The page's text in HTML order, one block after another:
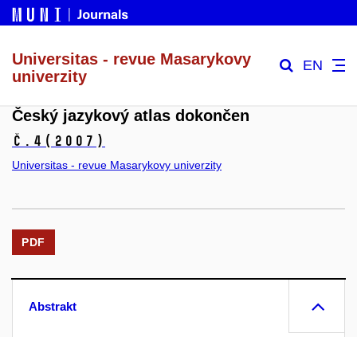
Universitas - revue Masarykovy
univerzity
EN
Český jazykový atlas dokončen
č.4 (2007)
Universitas - revue Masarykovy univerzity
PDF
Abstrakt